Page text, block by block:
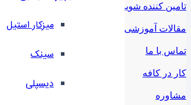
میزکار استیل
سینک
دیسپلی
تامین کننده شوید
مقالات آموزشی
تماس با ما
کار در کافه
مشاوره